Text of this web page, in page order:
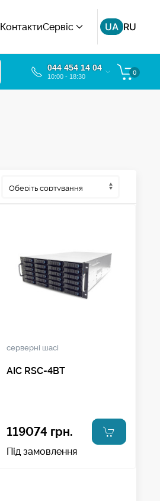
КонтактиСервіс UA RU
044 454 14 04
10:00 - 18:30
0
серверні шасі
AIC RSC-4BT
119074 грн.
Під замовлення